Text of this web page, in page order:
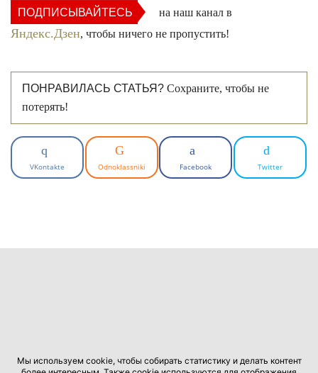
ПОДПИСЫВАЙТЕСЬ на наш канал в
Яндекс.Дзен, чтобы ничего не пропустить!
ПОНРАВИЛАСЬ СТАТЬЯ? Сохраните, чтобы не
потерять!
VKontakte Odnoklassniki Facebook Twitter
Мы используем cookie, чтобы собирать статистику и делать контент